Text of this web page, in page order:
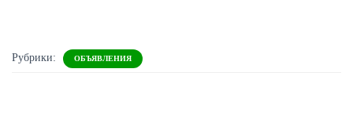
Рубрики: ОБЪЯВЛЕНИЯ